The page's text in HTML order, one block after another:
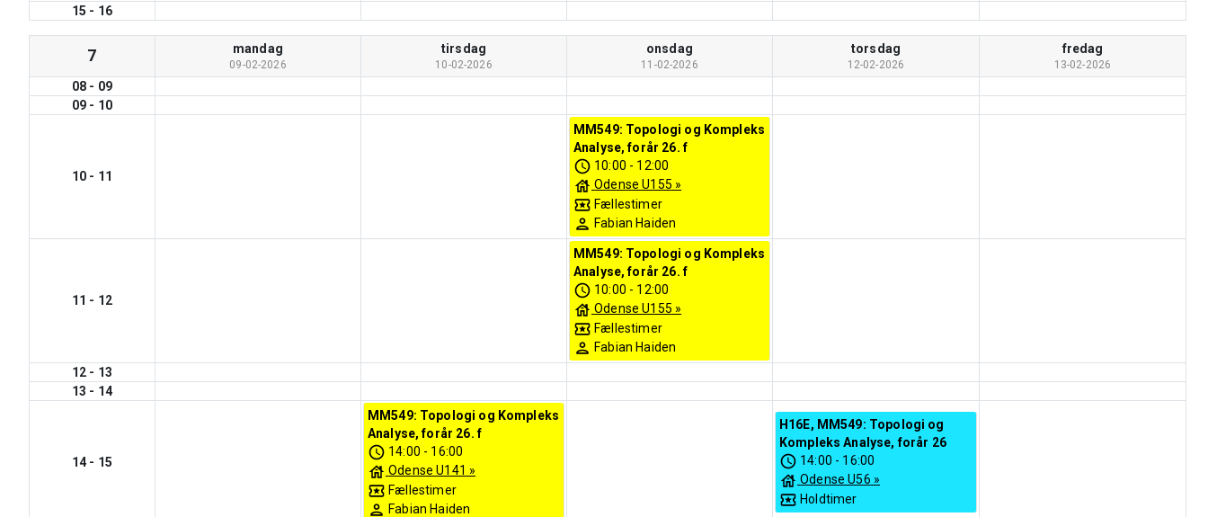
15 - 16
7 mandag
09-02-2026
tirsdag
10-02-2026
onsdag
11-02-2026
torsdag
12-02-2026
fredag
13-02-2026
08 - 09
09 - 10
10 - 11
MM549: Topologi og Kompleks
Analyse, forår 26. f
10:00 - 12:00
Odense U155 »
Fællestimer
Fabian Haiden
11 - 12
MM549: Topologi og Kompleks
Analyse, forår 26. f
10:00 - 12:00
Odense U155 »
Fællestimer
Fabian Haiden
12 - 13
13 - 14
14 - 15
MM549: Topologi og Kompleks
Analyse, forår 26. f
14:00 - 16:00
Odense U141 »
Fællestimer
Fabian Haiden
H16E, MM549: Topologi og
Kompleks Analyse, forår 26
14:00 - 16:00
Odense U56 »
Holdtimer